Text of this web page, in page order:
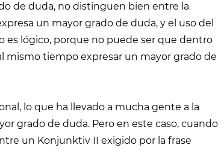
de duda, no distinguen bien entre la
un mayor grado de duda, y el uso del
es lógico, porque no puede ser que dentro
tiempo expresar un mayor grado de
lo que ha llevado a mucha gente a la
grado de duda. Pero en este caso, cuando
un Konjunktiv II exigido por la frase